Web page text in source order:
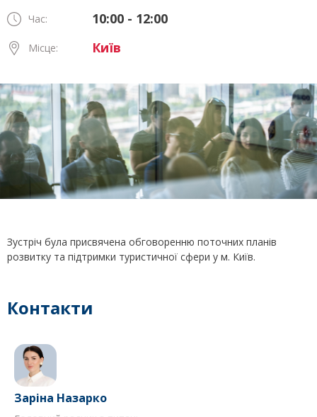
Час: 10:00 - 12:00
Місце: Київ
Зустріч була присвячена обговоренню поточних планів
розвитку та підтримки туристичної сфери у м. Київ.
Контакти
Заріна Назарко